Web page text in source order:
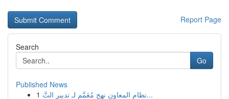
Report Page
Search
Go
Published News
1
نظام المعاون نهج مُعَمَّم لـ تدبير التَّ...